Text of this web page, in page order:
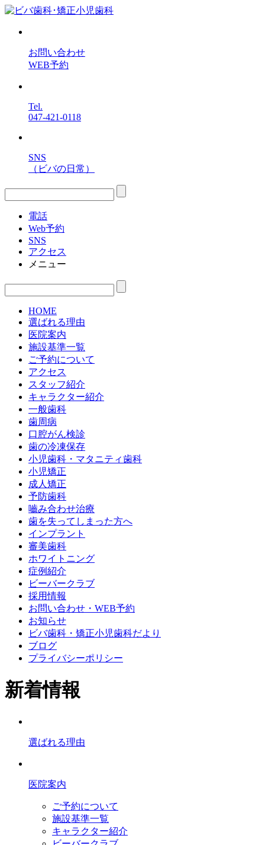
お問い合わせ
WEB予約
Tel.
047-421-0118
SNS
（ビバの日常）
電話
Web予約
SNS
アクセス
メニュー
HOME
選ばれる理由
医院案内
施設基準一覧
ご予約について
アクセス
スタッフ紹介
キャラクター紹介
一般歯科
歯周病
口腔がん検診
歯の冷凍保存
小児歯科・マタニティ歯科
小児矯正
成人矯正
予防歯科
嚙み合わせ治療
歯を失ってしまった方へ
インプラント
審美歯科
ホワイトニング
症例紹介
ビーバークラブ
採用情報
お問い合わせ・WEB予約
お知らせ
ビバ歯科・矯正小児歯科だより
ブログ
プライバシーポリシー
新着情報
選ばれる理由
医院案内
ご予約について
施設基準一覧
キャラクター紹介